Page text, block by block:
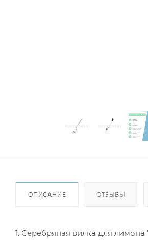
ОПИСАНИЕ ОТЗЫВЫ
1. Серебряная вилка для лимона